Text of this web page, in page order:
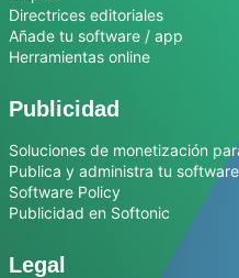
Directrices editoriales
Añade tu software / app
Herramientas online
Publicidad
Soluciones de monetización
Publica y administra tu software
Software Policy
Publicidad en Softonic
Legal